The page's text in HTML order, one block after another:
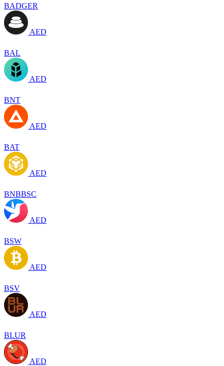
BADGER
AED
BAL
AED
BNT
AED
BAT
AED
BNBBSC
AED
BSW
AED
BSV
AED
BLUR
AED